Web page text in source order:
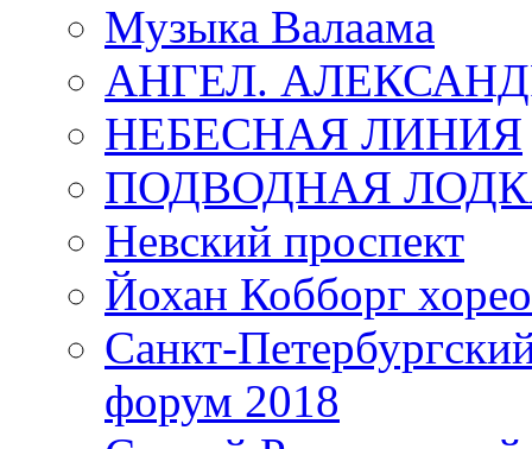
Музыка Валаама
АНГЕЛ.
НЕБЕСНАЯ ЛИНИЯ
ПОДВОДНАЯ
Невский проспект
Йохан Кобборг
Санкт-
форум 2018